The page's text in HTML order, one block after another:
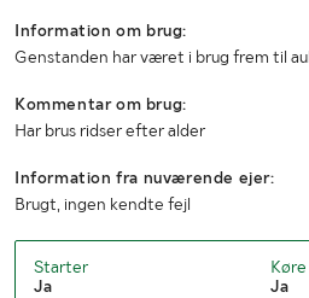
Højde (m)
Information om brug:
Genstanden har været i brug frem til
Kommentar om brug:
Har brus ridser efter alder
Information fra nuværende ejer:
Brugt, ingen kendte fejl
Starter
Ja
Ja